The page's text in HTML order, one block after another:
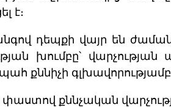
է։
դեպքի վայր են
խումբը՝
քննիչի
քննչական